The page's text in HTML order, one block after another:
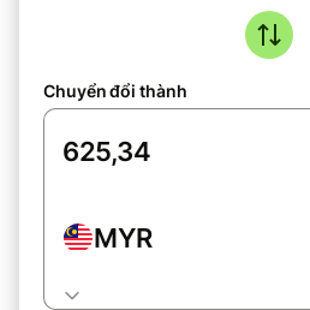
Chuyển đổi thành
MYR